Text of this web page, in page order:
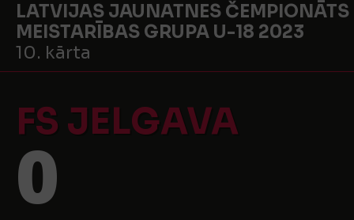
LATVIJAS JAUNATNES ČEMPIONĀTS
MEISTARĪBAS GRUPA U-18 2023
10. kārta
FS JELGAVA
0